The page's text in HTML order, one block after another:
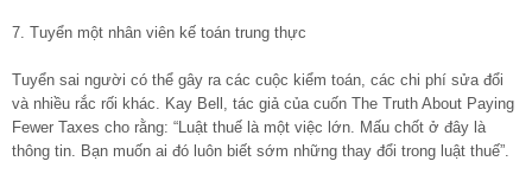
7. Tuyển một nhân viên kế toán trung thực
Tuyển sai người có thể gây ra các cuộc kiểm toán, các chi phí sửa đổi
và nhiều rắc rối khác. Kay Bell, tác giả của cuốn The Truth About Paying
Fewer Taxes cho rằng: “Luật thuế là một việc lớn. Mấu chốt ở đây là
thông tin. Bạn muốn ai đó luôn biết sớm những thay đổi trong luật thuế”.